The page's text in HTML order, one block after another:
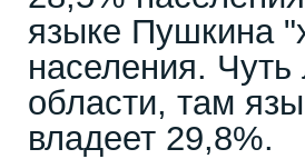
языке Пушкина
населения.
области, там
владеет 29,8%.